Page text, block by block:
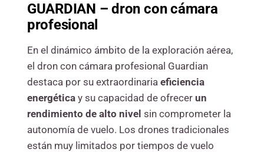
GUARDIAN – dron con cámara
profesional
En el dinámico ámbito de la exploración aérea,
el dron con cámara profesional Guardian
destaca por su extraordinaria eficiencia
energéticay su capacidad de ofrecer un
rendimiento de alto nivel sin comprometer la
autonomía de vuelo. Los drones tradicionales
están muy limitados por tiempos de vuelo